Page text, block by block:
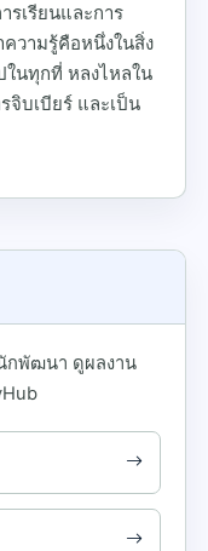
เรียนและการ
วามรู้คือหนึ่งในสิ่ง
นทุกที่ หลงไหลใน
จิบเบียร์ และเป็น
กพัฒนา ดูผลงาน